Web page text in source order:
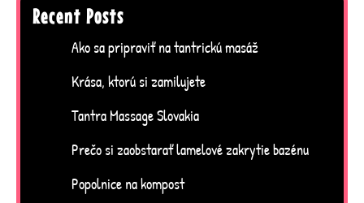
Recent Posts
Ako sa pripraviť na tantrickú masáž
Krása, ktorú si zamilujete
Tantra Massage Slovakia
Prečo si zaobstarať lamelové zakrytie bazénu
Popolnice na kompost